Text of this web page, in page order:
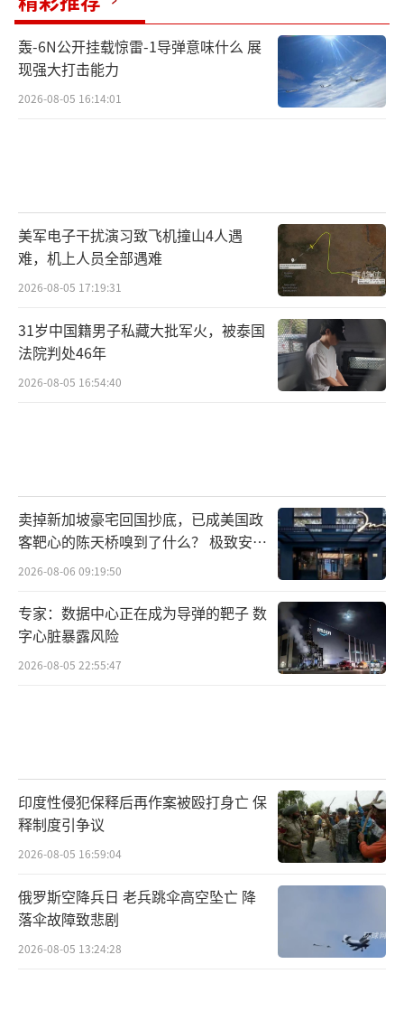
轰-6N公开挂载惊雷-1导弹意味什么 展
现强大打击能力
2026-08-05 16:14:01
美军电子干扰演习致飞机撞山4人遇
难，机上人员全部遇难
2026-08-05 17:19:31
31岁中国籍男子私藏大批军火，被泰国
法院判处46年
2026-08-05 16:54:40
卖掉新加坡豪宅回国抄底，已成美国政
客靶心的陈天桥嗅到了什么？ 极致安全
的追寻
2026-08-06 09:19:50
专家：数据中心正在成为导弹的靶子 数
字心脏暴露风险
2026-08-05 22:55:47
印度性侵犯保释后再作案被殴打身亡 保
释制度引争议
2026-08-05 16:59:04
俄罗斯空降兵日 老兵跳伞高空坠亡 降
落伞故障致悲剧
2026-08-05 13:24:28